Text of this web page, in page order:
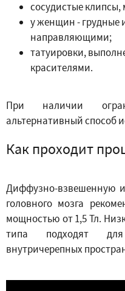
сосудистые клипсы,
у женщин - грудные
направляющими;
татуировки,
красителями.
При наличии
альтернативный способ
Как проходит
Диффузно-взвешенную
головного мозга
мощностью от 1,5 Тл.
типа подходят для
внутричерепных